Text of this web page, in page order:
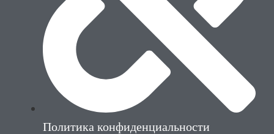
Политика конфиденциальности